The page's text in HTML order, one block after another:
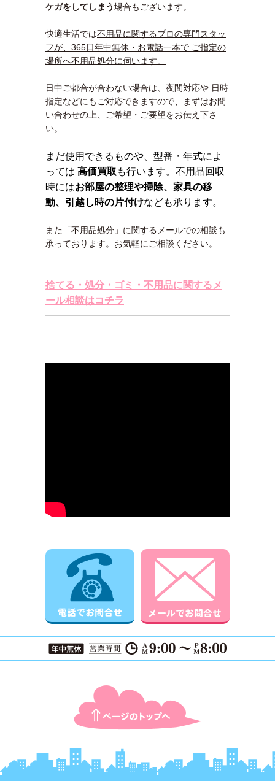
ケガをしてしまう場合もございます。
快適生活では不用品に関するプロの専門スタッ
フが、365日年中無休・お電話一本で ご指定の
場所へ不用品処分に伺います。
日中ご都合が合わない場合は、夜間対応や 日時
指定などにもご対応できますので、まずはお問
い合わせの上、ご希望・ご要望をお伝え下さ
い。
まだ使用できるものや、型番・年式によ
っては 高価買取 も行います。不用品回収
時にはお部屋の整理や掃除、家具の移
動、引越し時の片付けなども承ります。
また「不用品処分」に関するメールでの相談も
承っております。お気軽にご相談ください。
捨てる・処分・ゴミ・不用品に関するメ
ール相談はコチラ
電話でお問合せ